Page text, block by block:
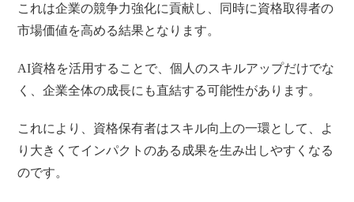
これは企業の競争力強化に貢献し、同時に資格取得者の
市場価値を高める結果となります。
AI資格を活用することで、個人のスキルアップだけでな
く、企業全体の成長にも直結する可能性があります。
これにより、資格保有者はスキル向上の一環として、よ
り大きくてインパクトのある成果を生み出しやすくなる
のです。